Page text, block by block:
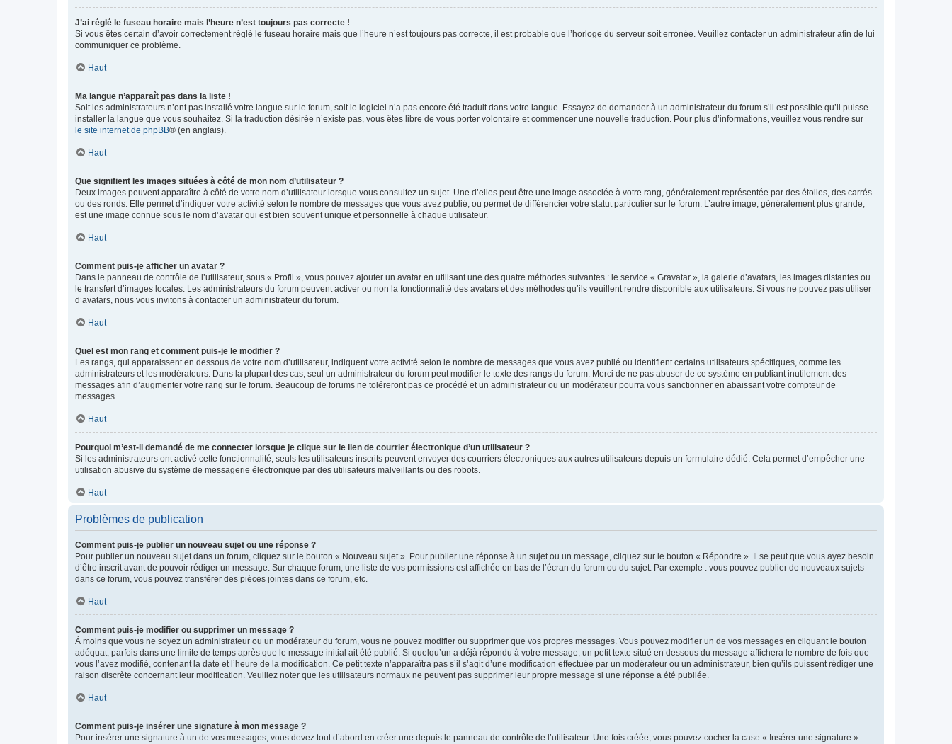
J’ai réglé le fuseau horaire mais l’heure n’est toujours pas correcte !
Si vous êtes certain d’avoir correctement réglé le fuseau horaire mais que l’heure n’est toujours pas correcte, il est probable que l’horloge du serveur soit erronée. Veuillez contacter un administrateur afin de lui
communiquer ce problème.
Haut
Ma langue n’apparaît pas dans la liste !
Soit les administrateurs n’ont pas installé votre langue sur le forum, soit le logiciel n’a pas encore été traduit dans votre langue. Essayez de demander à un administrateur du forum s’il est possible qu’il puisse
installer la langue que vous souhaitez. Si la traduction désirée n’existe pas, vous êtes libre de vous porter volontaire et commencer une nouvelle traduction. Pour plus d’informations, veuillez vous rendre sur
le site internet de phpBB® (en anglais).
Haut
Que signifient les images situées à côté de mon nom d’utilisateur ?
Deux images peuvent apparaître à côté de votre nom d’utilisateur lorsque vous consultez un sujet. Une d’elles peut être une image associée à votre rang, généralement représentée par des étoiles, des carrés
ou des ronds. Elle permet d’indiquer votre activité selon le nombre de messages que vous avez publié, ou permet de différencier votre statut particulier sur le forum. L’autre image, généralement plus grande,
est une image connue sous le nom d’avatar qui est bien souvent unique et personnelle à chaque utilisateur.
Haut
Comment puis-je afficher un avatar ?
Dans le panneau de contrôle de l’utilisateur, sous « Profil », vous pouvez ajouter un avatar en utilisant une des quatre méthodes suivantes : le service « Gravatar », la galerie d’avatars, les images distantes ou
le transfert d’images locales. Les administrateurs du forum peuvent activer ou non la fonctionnalité des avatars et des méthodes qu’ils veuillent rendre disponible aux utilisateurs. Si vous ne pouvez pas utiliser
d’avatars, nous vous invitons à contacter un administrateur du forum.
Haut
Quel est mon rang et comment puis-je le modifier ?
Les rangs, qui apparaissent en dessous de votre nom d’utilisateur, indiquent votre activité selon le nombre de messages que vous avez publié ou identifient certains utilisateurs spécifiques, comme les
administrateurs et les modérateurs. Dans la plupart des cas, seul un administrateur du forum peut modifier le texte des rangs du forum. Merci de ne pas abuser de ce système en publiant inutilement des
messages afin d’augmenter votre rang sur le forum. Beaucoup de forums ne toléreront pas ce procédé et un administrateur ou un modérateur pourra vous sanctionner en abaissant votre compteur de
messages.
Haut
Pourquoi m’est-il demandé de me connecter lorsque je clique sur le lien de courrier électronique d’un utilisateur ?
Si les administrateurs ont activé cette fonctionnalité, seuls les utilisateurs inscrits peuvent envoyer des courriers électroniques aux autres utilisateurs depuis un formulaire dédié. Cela permet d’empêcher une
utilisation abusive du système de messagerie électronique par des utilisateurs malveillants ou des robots.
Haut
Problèmes de publication
Comment puis-je publier un nouveau sujet ou une réponse ?
Pour publier un nouveau sujet dans un forum, cliquez sur le bouton « Nouveau sujet ». Pour publier une réponse à un sujet ou un message, cliquez sur le bouton « Répondre ». Il se peut que vous ayez besoin
d’être inscrit avant de pouvoir rédiger un message. Sur chaque forum, une liste de vos permissions est affichée en bas de l’écran du forum ou du sujet. Par exemple : vous pouvez publier de nouveaux sujets
dans ce forum, vous pouvez transférer des pièces jointes dans ce forum, etc.
Haut
Comment puis-je modifier ou supprimer un message ?
À moins que vous ne soyez un administrateur ou un modérateur du forum, vous ne pouvez modifier ou supprimer que vos propres messages. Vous pouvez modifier un de vos messages en cliquant le bouton
adéquat, parfois dans une limite de temps après que le message initial ait été publié. Si quelqu’un a déjà répondu à votre message, un petit texte situé en dessous du message affichera le nombre de fois que
vous l’avez modifié, contenant la date et l’heure de la modification. Ce petit texte n’apparaîtra pas s’il s’agit d’une modification effectuée par un modérateur ou un administrateur, bien qu’ils puissent rédiger une
raison discrète concernant leur modification. Veuillez noter que les utilisateurs normaux ne peuvent pas supprimer leur propre message si une réponse a été publiée.
Haut
Comment puis-je insérer une signature à mon message ?
Pour insérer une signature à un de vos messages, vous devez tout d’abord en créer une depuis le panneau de contrôle de l’utilisateur. Une fois créée, vous pouvez cocher la case « Insérer une signature »